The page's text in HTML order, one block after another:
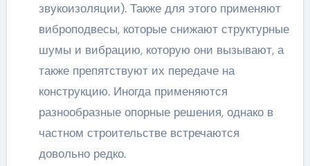
звукоизоляции). Также для этого применяют
виброподвесы, которые снижают структурные
шумы и вибрацию, которую они вызывают, а
также препятствуют их передаче на
конструкцию. Иногда применяются
разнообразные опорные решения, однако в
частном строительстве встречаются
довольно редко.